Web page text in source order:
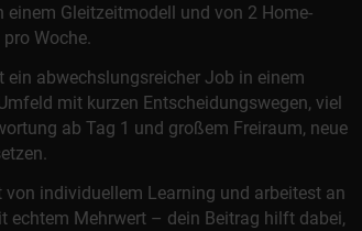
einem Gleitzeitmodell und von 2 Home-
Woche.
ein abwechslungsreicher Job in einem
mit kurzen Entscheidungswegen, viel
ab Tag 1 und großem Freiraum, neue
von individuellem Learning und arbeitest an
echtem Mehrwert – dein Beitrag hilft dabei,